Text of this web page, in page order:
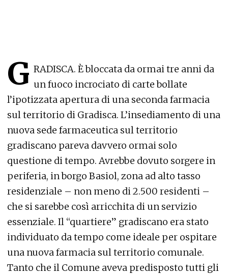
G RADISCA. È bloccata da ormai tre anni da
un fuoco incrociato di carte bollate
l’ipotizzata apertura di una seconda farmacia
sul territorio di Gradisca. L’insediamento di una
nuova sede farmaceutica sul territorio
gradiscano pareva davvero ormai solo
questione di tempo. Avrebbe dovuto sorgere in
periferia, in borgo Basiol, zona ad alto tasso
residenziale – non meno di 2.500 residenti –
che si sarebbe così arricchita di un servizio
essenziale. Il “quartiere” gradiscano era stato
individuato da tempo come ideale per ospitare
una nuova farmacia sul territorio comunale.
Tanto che il Comune aveva predisposto tutti gli